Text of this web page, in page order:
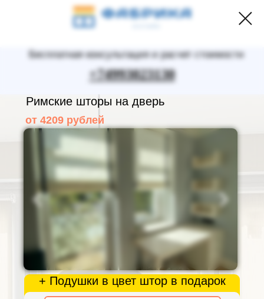
Бесплатная консультация и расчет стоимости
+74993023130
Римские шторы на дверь
от 4209 рублей
+ Подушки в цвет штор в подарок